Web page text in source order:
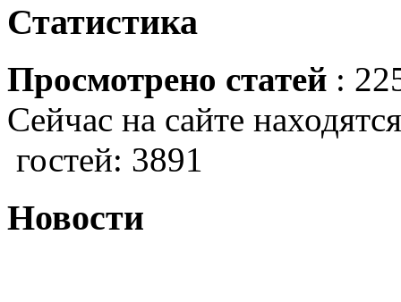
Статистика
Просмотрено статей :
Сейчас на сайте
гостей: 3891
Новости